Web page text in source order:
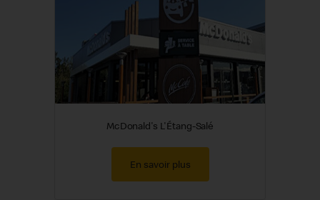
McDonald's L'Étang-Salé
En savoir plus